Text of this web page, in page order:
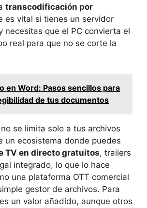
transcodificación por
es vital si tienes un servidor
necesitas que el PC convierta el
real para que no se corte la
en Word: Pasos sencillos para
de tus documentos
se limita solo a tus archivos
un ecosistema donde puedes
TV en directo gratuitos, trailers
integrado, lo que lo hace
una plataforma OTT comercial
gestor de archivos. Para
un valor añadido, aunque otros